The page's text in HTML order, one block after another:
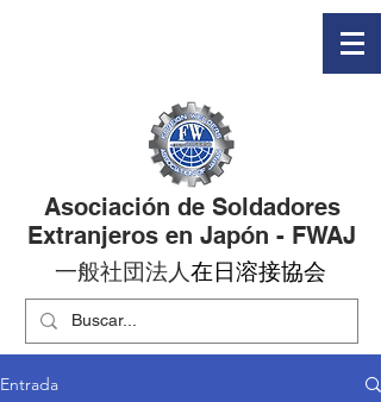
Asociación de Soldadores
Extranjeros en Japón - FWAJ
​一般社団法人​在日溶接協会
Entrada